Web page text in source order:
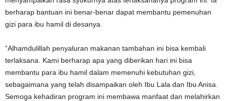
berharap bantuan ini benar-benar dapat membantu pemenuhan
gizi para ibu hamil di desanya.
“Alhamdulillah penyaluran makanan tambahan ini bisa kembali
terlaksana. Kami berharap apa yang diberikan hari ini bisa
membantu para ibu hamil dalam memenuhi kebutuhan gizi,
sebagaimana yang telah disampaikan oleh Ibu Lala dan Ibu Anisa.
Semoga kehadiran program ini membawa manfaat dan melahirkan